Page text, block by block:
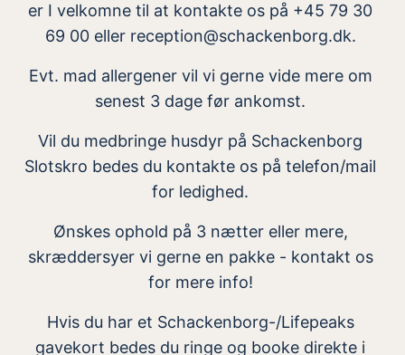
er I velkomne til at kontakte os på +45 79 30
69 00 eller reception@schackenborg.dk.
Evt. mad allergener vil vi gerne vide mere om
senest 3 dage før ankomst.
Vil du medbringe husdyr på Schackenborg
Slotskro bedes du kontakte os på telefon/mail
for ledighed.
Ønskes ophold på 3 nætter eller mere,
skræddersyer vi gerne en pakke - kontakt os
for mere info!
Hvis du har et Schackenborg-/Lifepeaks
gavekort bedes du ringe og booke direkte i